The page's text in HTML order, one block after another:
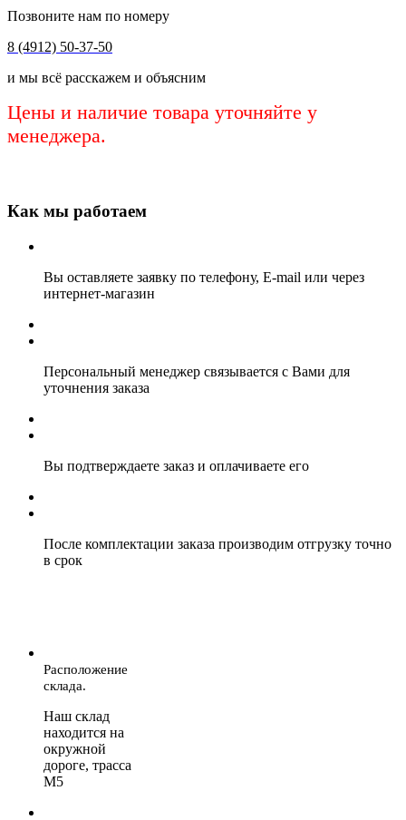
Позвоните нам по номеру
8 (4912) 50-37-50
и мы всё расскажем и объясним
Цены и наличие товара уточняйте у
менеджера.
Как мы работаем
Вы оставляете заявку по телефону, E-mail или через
интернет-магазин
Персональный менеджер связывается с Вами для
уточнения заказа
Вы подтверждаете заказ и оплачиваете его
После комплектации заказа производим отгрузку точно
в срок
Расположение
склада.
Наш склад
находится на
окружной
дороге, трасса
М5